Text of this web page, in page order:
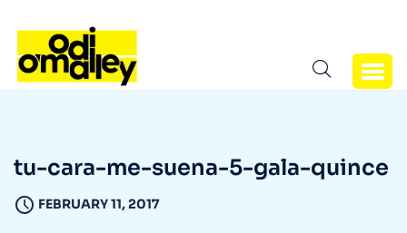
tu-cara-me-suena-5-gala-quince
FEBRUARY 11, 2017